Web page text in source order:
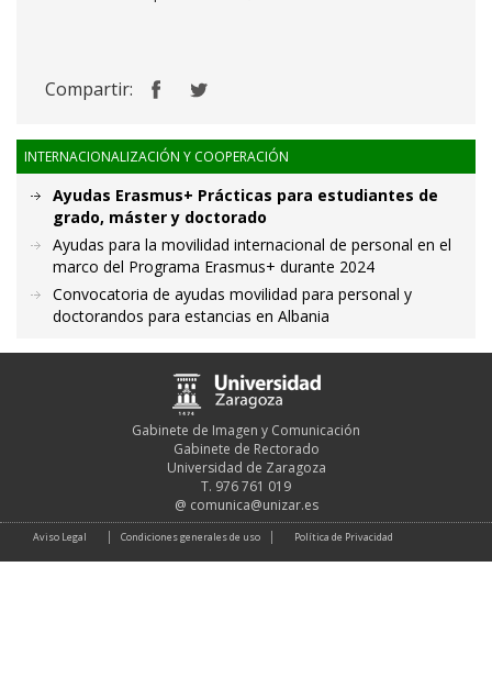
Compartir:
INTERNACIONALIZACIÓN Y COOPERACIÓN
Ayudas Erasmus+ Prácticas para estudiantes de
grado, máster y doctorado
Ayudas para la movilidad internacional de personal en el
marco del Programa Erasmus+ durante 2024
Convocatoria de ayudas movilidad para personal y
doctorandos para estancias en Albania
Gabinete de Imagen y Comunicación
Gabinete de Rectorado
Universidad de Zaragoza
T. 976 761 019
@ comunica@unizar.es
Aviso Legal Condiciones generales de uso Política de Privacidad